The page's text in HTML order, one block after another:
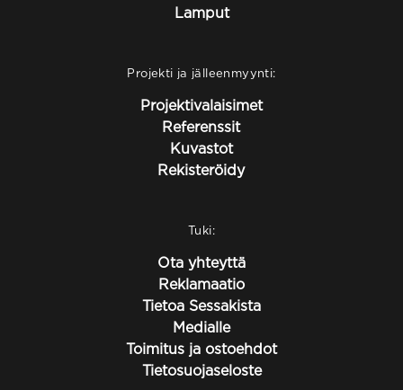
Lamput
Projekti ja jälleenmyynti:
Projektivalaisimet
Referenssit
Kuvastot
Rekisteröidy
Tuki:
Ota yhteyttä
Reklamaatio
Tietoa Sessakista
Medialle
Toimitus ja ostoehdot
Tietosuojaseloste